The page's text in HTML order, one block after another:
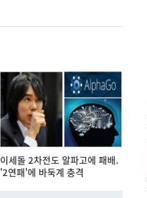
이세돌 2차전도 알파고에 패배.
'2연패'에 바둑계 충격